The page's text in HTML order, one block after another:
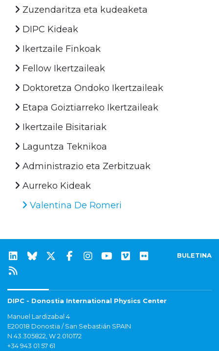
Zuzendaritza eta kudeaketa
DIPC Kideak
Ikertzaile Finkoak
Fellow Ikertzaileak
Doktoretza Ondoko Ikertzaileak
Etapa Goiztiarreko Ikertzaileak
Ikertzaile Bisitariak
Laguntza Teknikoa
Administrazio eta Zerbitzuak
Aurreko Kideak
Valentina De Romeri
BULETINA
DIPC - Donostia International Physics Center
Manuel Lardizabal 4
E20018 Donostia / San Sebastián SPAIN
N 43.305822, W 2.010172
+34 943 01 57 61